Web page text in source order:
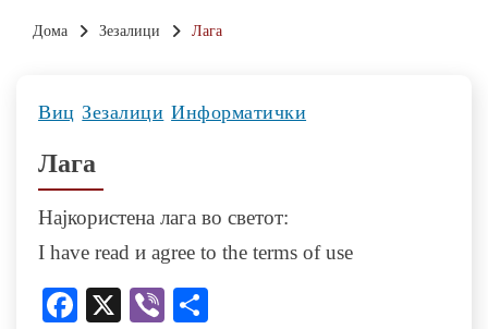
Дома Зезалици Лага
Виц Зезалици Информатички
Лага
Најкористена лага во светот:
I have read и agree to the terms of use
Facebook
X Viber